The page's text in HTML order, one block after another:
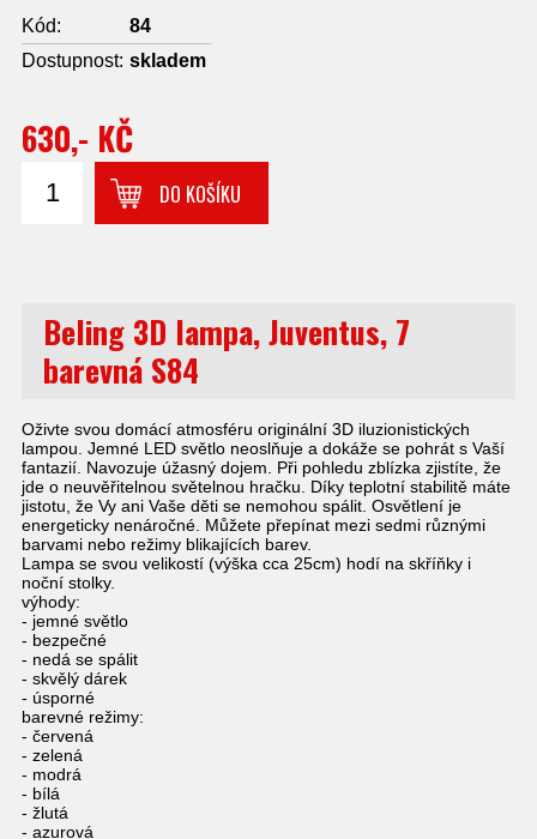
Kód:
84
Dostupnost: skladem
630,- KČ
DO KOŠÍKU
Beling 3D lampa, Juventus, 7
barevná S84
Oživte svou domácí atmosféru originální 3D iluzionistických
lampou. Jemné LED světlo neoslňuje a dokáže se pohrát s Vaší
fantazií. Navozuje úžasný dojem. Při pohledu zblízka zjistíte, že
jde o neuvěřitelnou světelnou hračku. Díky teplotní stabilitě máte
jistotu, že Vy ani Vaše děti se nemohou spálit. Osvětlení je
energeticky nenáročné. Můžete přepínat mezi sedmi různými
barvami nebo režimy blikajících barev.
Lampa se svou velikostí (výška cca 25cm) hodí na skříňky i
noční stolky.
výhody:
- jemné světlo
- bezpečné
- nedá se spálit
- skvělý dárek
- úsporné
barevné režimy:
- červená
- zelená
- modrá
- bílá
- žlutá
- azurová